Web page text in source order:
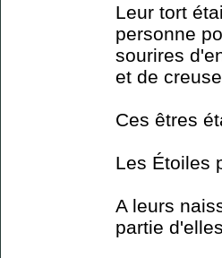
Leur tort
personne
sourires
et de
Ces êtres
Les Étoiles
A leurs
partie